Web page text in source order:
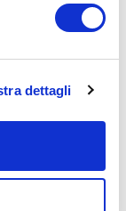
dettagli
benefici